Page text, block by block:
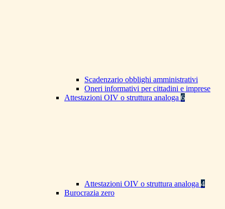
Scadenzario obblighi amministrativi
Oneri informativi per cittadini e imprese
Attestazioni OIV o struttura analoga 6
Attestazioni OIV o struttura analoga 4
Burocrazia zero